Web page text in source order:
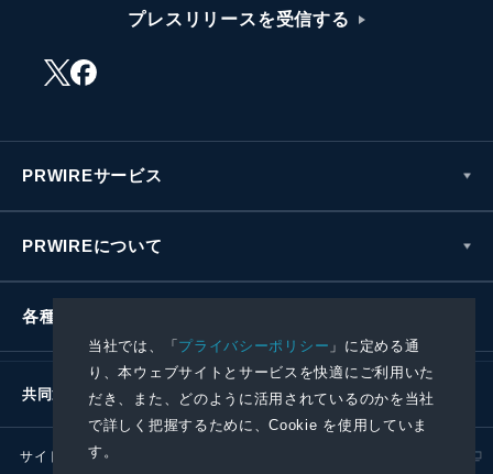
当社では、「プライバシーポリシー 」に定める通
り、本ウェブサイトとサービスを快適にご利用いた
だき、また、どのように活用されているのかを当社
で詳しく把握するために、Cookie を使用していま
す。
プレスリリースを受信する
PRWIREサービス
PRWIREについて
各種お問い合わせ
共同通信社グループ
サイトポリシー